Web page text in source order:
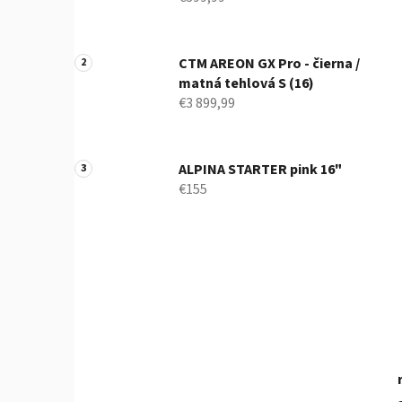
CTM AREON GX Pro - čierna /
matná tehlová S (16)
€3 899,99
ALPINA STARTER pink 16"
€155